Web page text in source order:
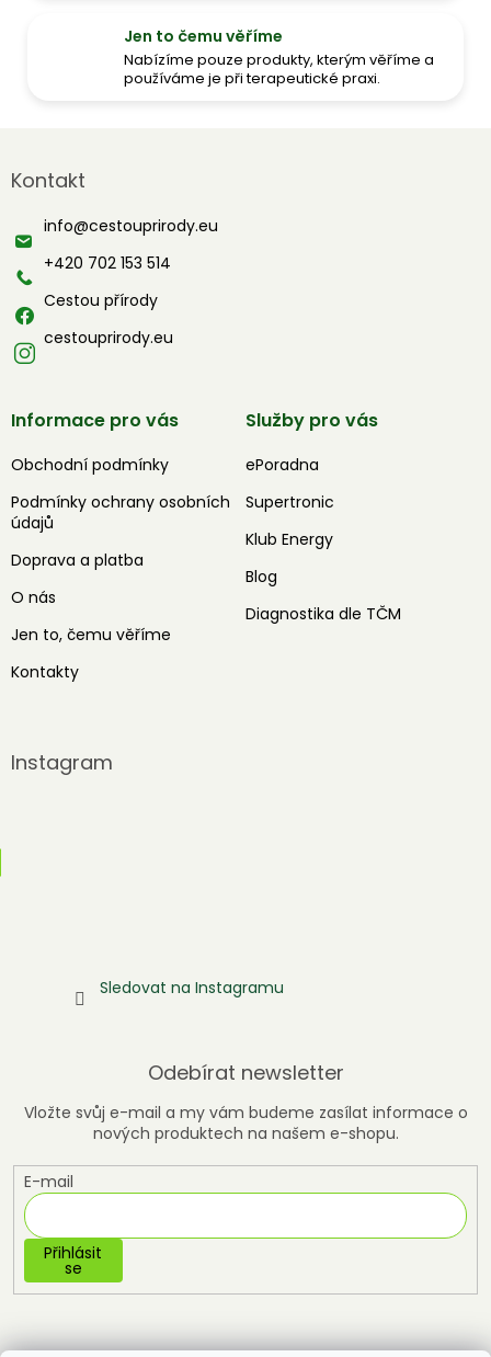
Jen to čemu věříme
Nabízíme pouze produkty, kterým věříme a
používáme je při terapeutické praxi.
p
t
Kontakt
info@cestouprirody.eu
+420 702 153 514
Cestou přírody
cestouprirody.eu
Informace pro vás
Obchodní podmínky
Podmínky ochrany osobních
údajů
Doprava a platba
O nás
Jen to, čemu věříme
Kontakty
Služby pro vás
ePoradna
Supertronic
Klub Energy
Blog
Diagnostika dle TČM
Instagram
Sledovat na Instagramu
Odebírat newsletter
Vložte svůj e-mail a my vám budeme zasílat informace o
nových produktech na našem e-shopu.
E-mail
Přihlásit
se